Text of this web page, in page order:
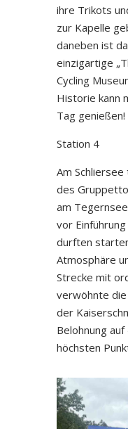
ihre Trikots
zur Kapelle
daneben ist
einzigartige
Cycling
Historie kann
Tag genießen!
Station 4
Am
des
am
vor
durften
Atmosphäre
Strecke mit
verwöhnte
der
Belohnung
höchsten